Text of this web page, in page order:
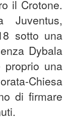
il Crotone.
sotto una
Dybala
proprio una
Chiesa
di firmare